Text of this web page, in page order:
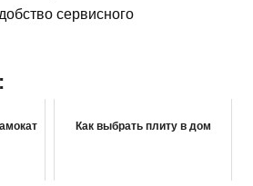
сервисного
Как выбрать плиту в дом